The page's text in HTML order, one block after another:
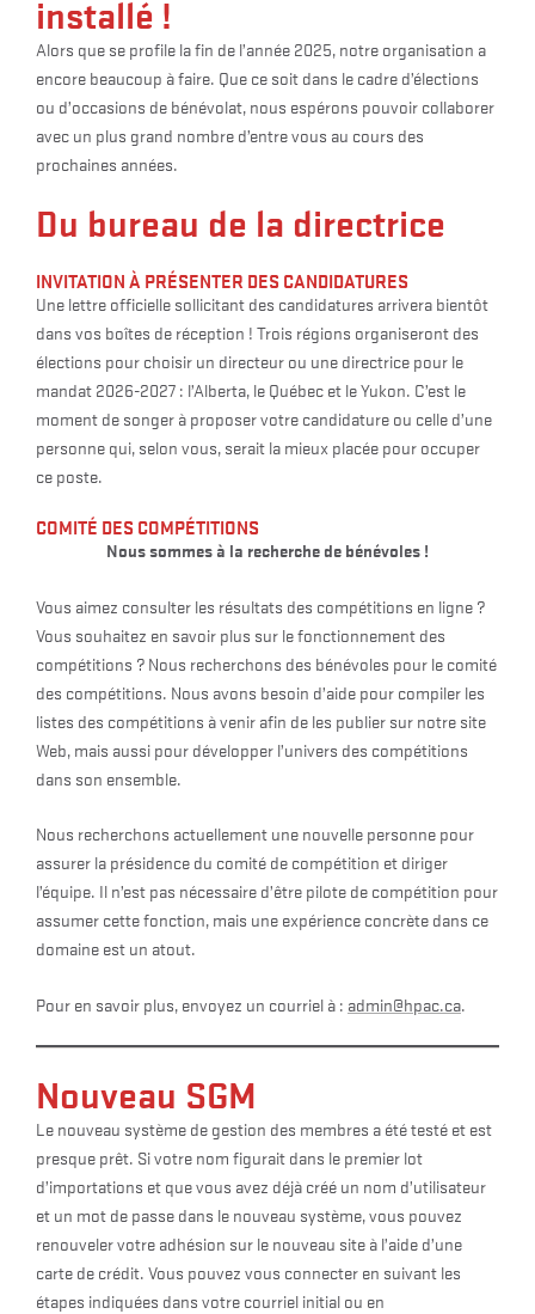
installé !
Alors que se profile la fin de l’année 2025, notre organisation a
encore beaucoup à faire. Que ce soit dans le cadre d’élections
ou d’occasions de bénévolat, nous espérons pouvoir collaborer
avec un plus grand nombre d’entre vous au cours des
prochaines années.
Du bureau de la directrice
INVITATION À PRÉSENTER DES CANDIDATURES
Une lettre officielle sollicitant des candidatures arrivera bientôt
dans vos boîtes de réception ! Trois régions organiseront des
élections pour choisir un directeur ou une directrice pour le
mandat 2026-2027 : l’Alberta, le Québec et le Yukon. C’est le
moment de songer à proposer votre candidature ou celle d’une
personne qui, selon vous, serait la mieux placée pour occuper
ce poste.
COMITÉ DES COMPÉTITIONS
Nous sommes à la recherche de bénévoles !
Vous aimez consulter les résultats des compétitions en ligne ?
Vous souhaitez en savoir plus sur le fonctionnement des
compétitions ? Nous recherchons des bénévoles pour le comité
des compétitions. Nous avons besoin d’aide pour compiler les
listes des compétitions à venir afin de les publier sur notre site
Web, mais aussi pour développer l’univers des compétitions
dans son ensemble.
Nous recherchons actuellement une nouvelle personne pour
assurer la présidence du comité de compétition et diriger
l’équipe. Il n’est pas nécessaire d’être pilote de compétition pour
assumer cette fonction, mais une expérience concrète dans ce
domaine est un atout.
Pour en savoir plus, envoyez un courriel à : admin@hpac.ca.
Nouveau SGM
Le nouveau système de gestion des membres a été testé et est
presque prêt. Si votre nom figurait dans le premier lot
d’importations et que vous avez déjà créé un nom d’utilisateur
et un mot de passe dans le nouveau système, vous pouvez
renouveler votre adhésion sur le nouveau site à l’aide d’une
carte de crédit. Vous pouvez vous connecter en suivant les
étapes indiquées dans votre courriel initial ou en